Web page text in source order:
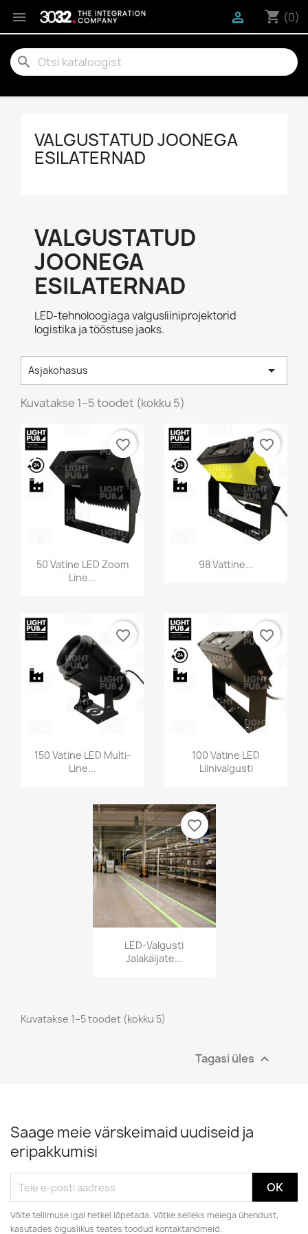
 shopping_cart (0)

search
VALGUSTATUD JOONEGA
ESILATERNAD
VALGUSTATUD
JOONEGA
ESILATERNAD
LED-tehnoloogiaga valgusliiniprojektorid
logistika ja tööstuse jaoks.
Asjakohasus 
Kuvatakse 1–5 toodet (kokku 5)
50 Vatine LED Zoom
Line...
favorite_border
98 Vattine...
favorite_border
150 Vatine LED Multi-
Line...
favorite_border
100 Vatine LED
Liinivalgusti
favorite_border
LED-Valgusti
Jalakäijate...
favorite_border
Kuvatakse 1–5 toodet (kokku 5)
Tagasi üles 
Saage meie värskeimaid uudiseid ja
eripakkumisi
Võite tellimuse igal hetkel lõpetada. Võtke selleks meiega ühendust,
kasutades õiguslikus teates toodud kontaktandmeid.